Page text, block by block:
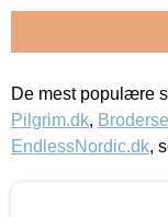
De mest populære
Pilgrim.dk,
EndlessNordic.dk,